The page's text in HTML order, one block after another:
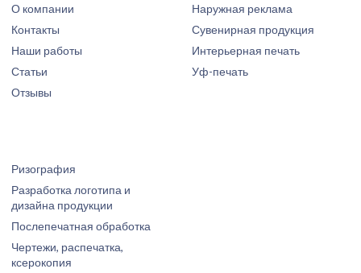
О компании
Контакты
Наши работы
Статьи
Отзывы
Наружная реклама
Сувенирная продукция
Интерьерная печать
Уф-печать
Ризография
Разработка логотипа и
дизайна продукции
Послепечатная обработка
Чертежи, распечатка,
ксерокопия